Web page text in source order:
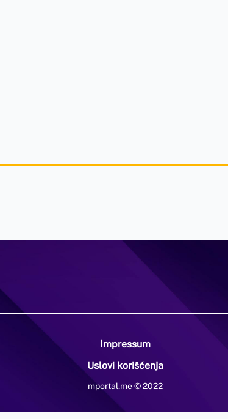
Impressum
Uslovi korišćenja
mportal.me © 2022